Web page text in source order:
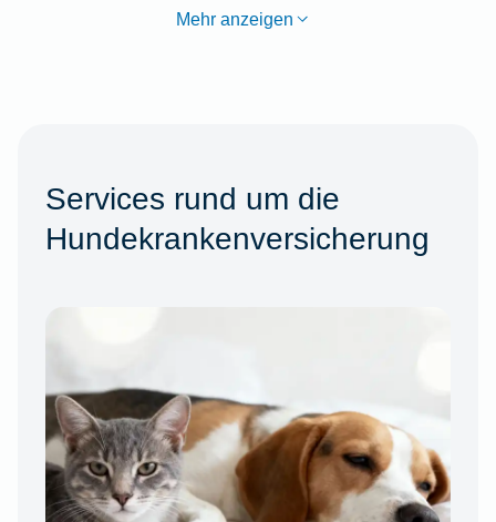
Mehr anzeigen
Services rund um die
Hundekrankenversicherung